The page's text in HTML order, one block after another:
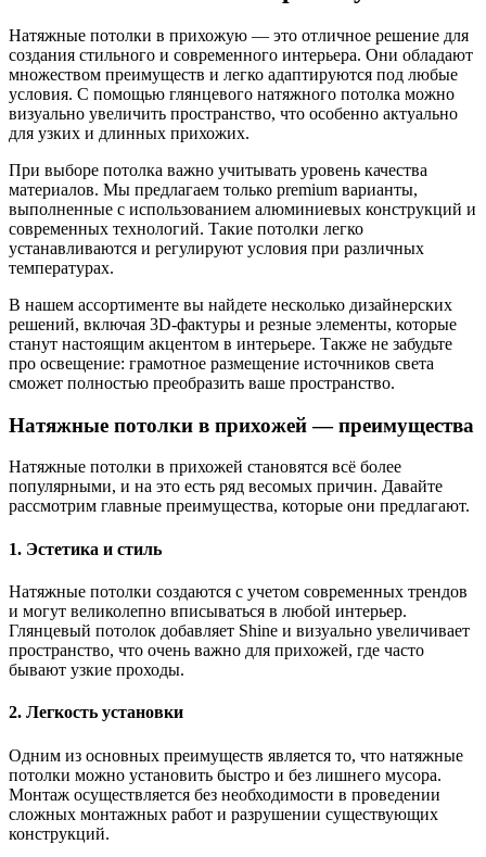
Натяжные потолки в прихожую — это отличное решение для
создания стильного и современного интерьера. Они обладают
множеством преимуществ и легко адаптируются под любые
условия. С помощью глянцевого натяжного потолка можно
визуально увеличить пространство, что особенно актуально
для узких и длинных прихожих.
При выборе потолка важно учитывать уровень качества
материалов. Мы предлагаем только premium варианты,
выполненные с использованием алюминиевых конструкций и
современных технологий. Такие потолки легко
устанавливаются и регулируют условия при различных
температурах.
В нашем ассортименте вы найдете несколько дизайнерских
решений, включая 3D-фактуры и резные элементы, которые
станут настоящим акцентом в интерьере. Также не забудьте
про освещение: грамотное размещение источников света
сможет полностью преобразить ваше пространство.
Натяжные потолки в прихожей — преимущества
Натяжные потолки в прихожей становятся всё более
популярными, и на это есть ряд весомых причин. Давайте
рассмотрим главные преимущества, которые они предлагают.
1. Эстетика и стиль
Натяжные потолки создаются с учетом современных трендов
и могут великолепно вписываться в любой интерьер.
Глянцевый потолок добавляет Shine и визуально увеличивает
пространство, что очень важно для прихожей, где часто
бывают узкие проходы.
2. Легкость установки
Одним из основных преимуществ является то, что натяжные
потолки можно установить быстро и без лишнего мусора.
Монтаж осуществляется без необходимости в проведении
сложных монтажных работ и разрушении существующих
конструкций.